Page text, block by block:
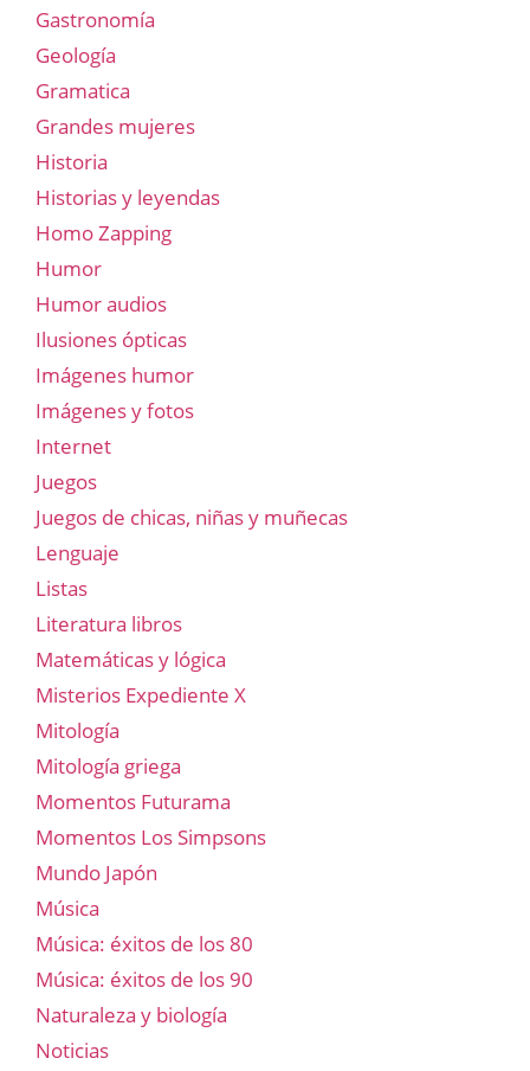
Gastronomía
Geología
Gramatica
Grandes mujeres
Historia
Historias y leyendas
Homo Zapping
Humor
Humor audios
Ilusiones ópticas
Imágenes humor
Imágenes y fotos
Internet
Juegos
Juegos de chicas, niñas y muñecas
Lenguaje
Listas
Literatura libros
Matemáticas y lógica
Misterios Expediente X
Mitología
Mitología griega
Momentos Futurama
Momentos Los Simpsons
Mundo Japón
Música
Música: éxitos de los 80
Música: éxitos de los 90
Naturaleza y biología
Noticias